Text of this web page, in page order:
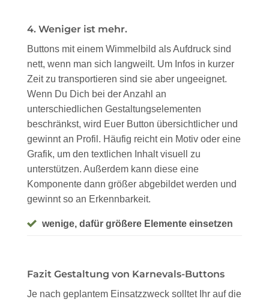
4. Weniger ist mehr.
Buttons mit einem Wimmelbild als Aufdruck sind
nett, wenn man sich langweilt. Um Infos in kurzer
Zeit zu transportieren sind sie aber ungeeignet.
Wenn Du Dich bei der Anzahl an
unterschiedlichen Gestaltungselementen
beschränkst, wird Euer Button übersichtlicher und
gewinnt an Profil. Häufig reicht ein Motiv oder eine
Grafik, um den textlichen Inhalt visuell zu
unterstützen. Außerdem kann diese eine
Komponente dann größer abgebildet werden und
gewinnt so an Erkennbarkeit.
wenige, dafür größere Elemente einsetzen
Fazit Gestaltung von Karnevals-Buttons
Je nach geplantem Einsatzzweck solltet Ihr auf die